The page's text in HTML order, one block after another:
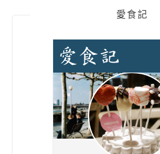
愛食記